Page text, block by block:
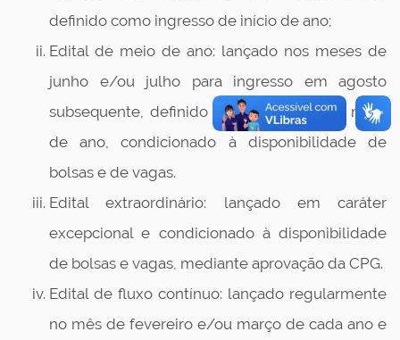
definido como ingresso de início de ano;
Edital de meio de ano: lançado nos meses de
junho e/ou julho para ingresso em agosto
subsequente, definido como ingresso de meio
de ano, condicionado à disponibilidade de
bolsas e de vagas.
Edital extraordinário: lançado em caráter
excepcional e condicionado à disponibilidade
de bolsas e vagas, mediante aprovação da CPG.
Edital de fluxo contínuo: lançado regularmente
no mês de fevereiro e/ou março de cada ano e